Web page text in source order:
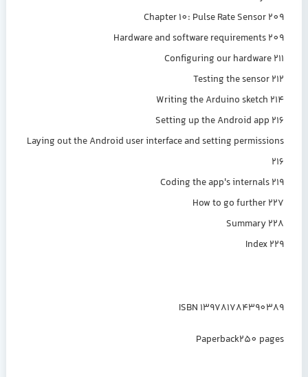
Chapter 10: Pulse Rate Sensor 209
Hardware and software requirements 209
Configuring our hardware 211
Testing the sensor 212
Writing the Arduino sketch 214
Setting up the Android app 216
Laying out the Android user interface and setting permissions
216
Coding the app's internals 219
How to go further 227
Summary 228
Index 229
ISBN 139781784390389
Paperback250 pages